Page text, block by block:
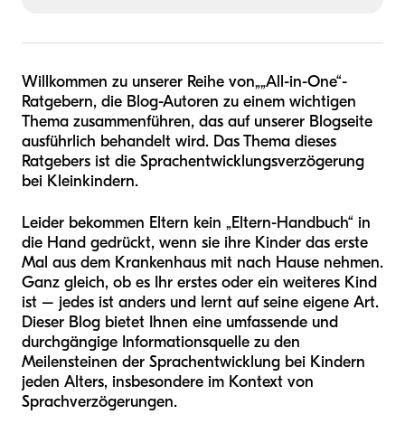
Willkommen zu unserer Reihe von„„All-in-One“-
Ratgebern, die Blog-Autoren zu einem wichtigen
Thema zusammenführen, das auf unserer Blogseite
ausführlich behandelt wird. Das Thema dieses
Ratgebers ist die Sprachentwicklungsverzögerung
bei Kleinkindern.
Leider bekommen Eltern kein „Eltern-Handbuch“ in
die Hand gedrückt, wenn sie ihre Kinder das erste
Mal aus dem Krankenhaus mit nach Hause nehmen.
Ganz gleich, ob es Ihr erstes oder ein weiteres Kind
ist – jedes ist anders und lernt auf seine eigene Art.
Dieser Blog bietet Ihnen eine umfassende und
durchgängige Informationsquelle zu den
Meilensteinen der Sprachentwicklung bei Kindern
jeden Alters, insbesondere im Kontext von
Sprachverzögerungen.